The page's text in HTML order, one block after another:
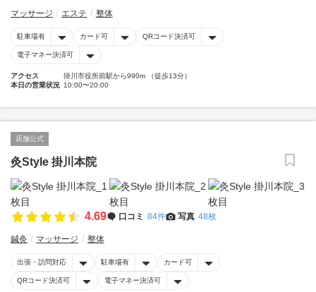
マッサージ エステ 整体
駐車場有 カード可 QRコード決済可
電子マネー決済可
アクセス
掛川市役所前駅から990m （徒歩13分）
本日の営業状況 10:00〜20:00
店舗公式
灸Style 掛川本院
4.69 口コミ 84件 写真 48枚
鍼灸 マッサージ 整体
出張・訪問対応 駐車場有 カード可
QRコード決済可 電子マネー決済可